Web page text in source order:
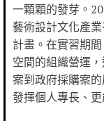
一顆顆的發芽。
藝術設計文化產
計畫。在實習期
空間的組織營運
案到政府採購案
發揮個人專長、